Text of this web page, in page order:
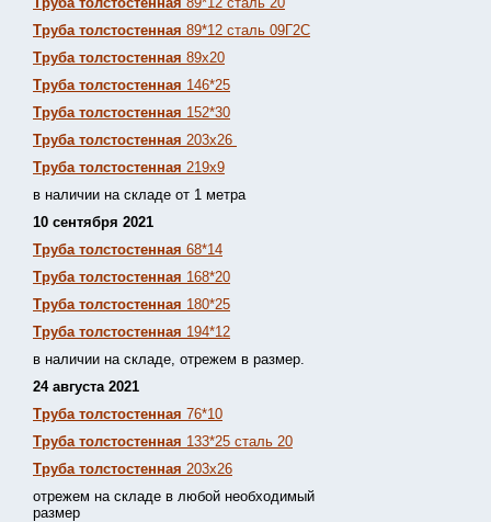
Труба толстостенная 89*12 сталь 09Г2С
Труба толстостенная 89х20
Труба толстостенная 146*25
Труба толстостенная 152*30
Труба толстостенная 203х26
Труба толстостенная 219х9
в наличии на складе от 1 метра
10 сентября 2021
Труба толстостенная 68*14
Труба толстостенная 168*20
Труба толстостенная 180*25
Труба толстостенная 194*12
в наличии на складе, отрежем в размер.
24 августа 2021
Труба толстостенная 76*10
Труба толстостенная 133*25 сталь 20
Труба толстостенная 203х26
отрежем на складе в любой необходимый
размер